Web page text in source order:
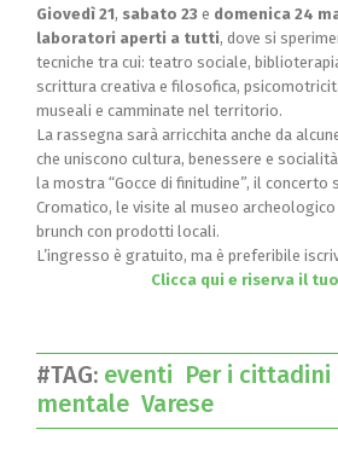
Giovedì 21, sabato 23 e domenica 24
laboratori aperti a tutti, dove si
tecniche tra cui: teatro sociale,
scrittura creativa e filosofica,
museali e camminate nel territorio.
La rassegna sarà arricchita anche da
che uniscono cultura, benessere e
la mostra “Gocce di finitudine”, il concerto
Cromatico, le visite al museo archeologico
brunch con prodotti locali.
L’ingresso è gratuito, ma è preferibile
Clicca qui e riserva il
#TAG: eventi Per i cittadini
mentale Varese